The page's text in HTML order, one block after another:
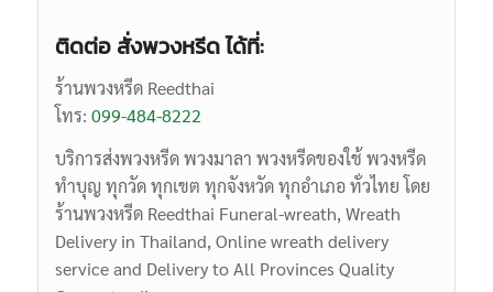
ติดต่อ สั่งพวงหรีด ได้ที่:
ร้านพวงหรีด Reedthai
โทร: 099-484-8222
บริการส่งพวงหรีด พวงมาลา พวงหรีดของใช้ พวงหรีด
ทำบุญ ทุกวัด ทุกเขต ทุกจังหวัด ทุกอำเภอ ทั่วไทย โดย
ร้านพวงหรีด Reedthai Funeral-wreath, Wreath
Delivery in Thailand, Online wreath delivery
service and Delivery to All Provinces Quality